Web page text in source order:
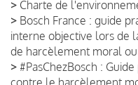
> Charte de
> Bosch France : guide
interne objective lors de
de harcèlement moral
> #PasChezBosch :
contre le harcèlement